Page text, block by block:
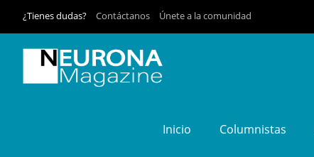
¿Tienes dudas? Contáctanos Únete a la comunidad
Inicio Columnistas